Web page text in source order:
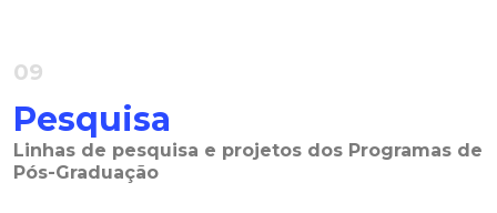
09
Pesquisa
Linhas de pesquisa e projetos dos Programas de
Pós-Graduação